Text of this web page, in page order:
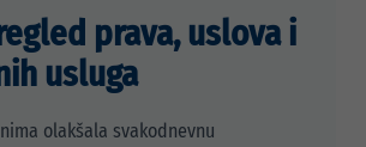
prava, uslova i
usluga
olakšala svakodnevnu